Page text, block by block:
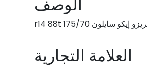
الوصف
العلامة التجارية